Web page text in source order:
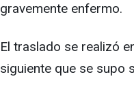
gravemente enfermo.
El traslado se realizó
siguiente que se supo